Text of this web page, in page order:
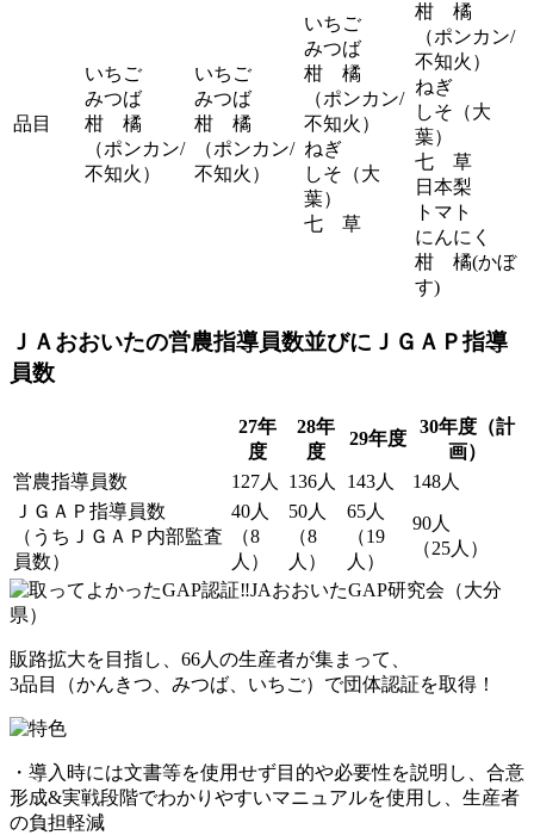
品目
いちご
みつば
柑 橘
（ポンカン/
不知火）
いちご
みつば
柑 橘
（ポンカン/
不知火）
いちご
みつば
柑 橘
（ポンカン/
不知火）
ねぎ
しそ（大
葉）
七 草
柑 橘
（ポンカン/
不知火）
ねぎ
しそ（大
葉）
七 草
日本梨
トマト
にんにく
柑 橘(かぼ
す)
ＪＡおおいたの営農指導員数並びにＪＧＡＰ指導
員数
27年
度
28年
度
29年度
30年度（計
画）
営農指導員数
127人 136人 143人
148人
ＪＧＡＰ指導員数
（うちＪＧＡＰ内部監査
員数）
40人
（8
人）
50人
（8
人）
65人
（19
人）
90人
（25人）
販路拡大を目指し、66人の生産者が集まって、
3品目（かんきつ、みつば、いちご）で団体認証を取得！
・導入時には文書等を使用せず目的や必要性を説明し、合意
形成&実戦段階でわかりやすいマニュアルを使用し、生産者
の負担軽減